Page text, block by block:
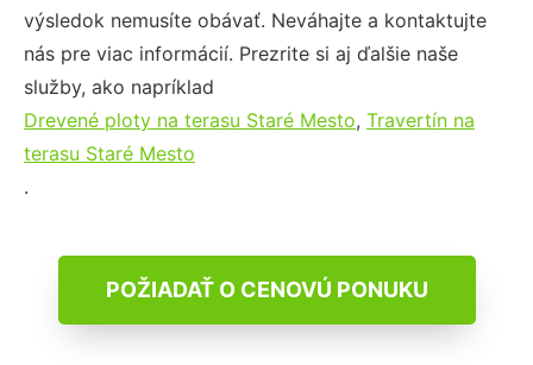
výsledok nemusíte obávať. Neváhajte a kontaktujte
nás pre viac informácií. Prezrite si aj ďalšie naše
služby, ako napríklad
Drevené ploty na terasu Staré Mesto, Travertín na
terasu Staré Mesto
.
POŽIADAŤ O CENOVÚ PONUKU